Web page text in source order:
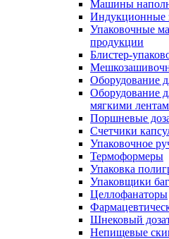
Машины
Индукционные
Упаковочные
продукции
Блистер-
Оборудование
Оборудование
мягкими
Поршневые
Счетчики
Упаковочное
Термоформеры
Упаковка
Упаковщики
Целлофанаторы
Шнековый
Непищевые